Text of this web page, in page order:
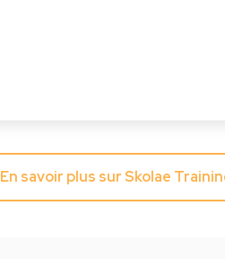
En savoir plus sur Skolae